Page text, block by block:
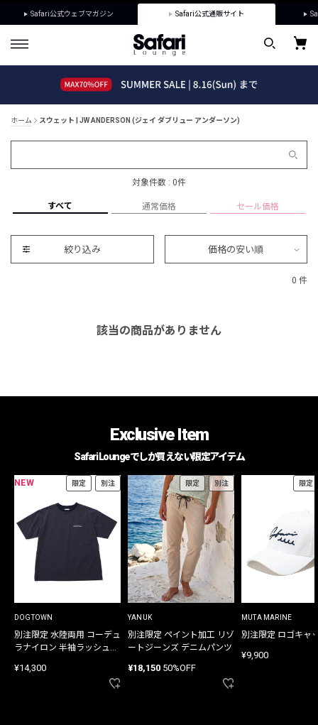
Safari公式ウェブマガジン Safari公式通販サイト
ホーム スウェット | JW ANDERSON (ジェイ ダブリュー アンダーソン)
対象件数 : 0件
すべて 通常価格 セール価格
絞り込み 価格の安い順
0 件
該当の商品がありません
Exclusive Item
Safari Loungeでしか買えない限定アイテム
NEW 限定 別注
DOGTOWN
別注限定 水陸両用 コーデュ
ラナイロン 半袖ラッシュガ
¥14,300
限定 別注
YANUK
別注限定 ペイント加工 リゾ
ートジーンズ デニムパンツ
¥18,150 50%OFF
限定
MUTA MARINE
別注限定 ロゴキャ
¥9,900